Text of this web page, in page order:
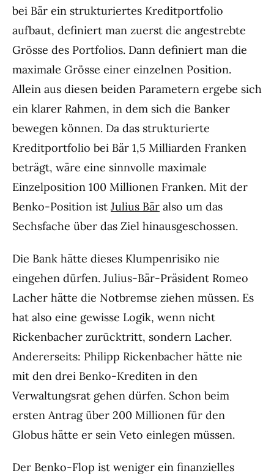
bei Bär ein strukturiertes Kreditportfolio
aufbaut, definiert man zuerst die angestrebte
Grösse des Portfolios. Dann definiert man die
maximale Grösse einer einzelnen Position.
Allein aus diesen beiden Parametern ergebe sich
ein klarer Rahmen, in dem sich die Banker
bewegen können. Da das strukturierte
Kreditportfolio bei Bär 1,5 Milliarden Franken
beträgt, wäre eine sinnvolle maximale
Einzelposition 100 Millionen Franken. Mit der
Benko-Position ist Julius Bär also um das
Sechsfache über das Ziel hinausgeschossen.
Die Bank hätte dieses Klumpenrisiko nie
eingehen dürfen. Julius-Bär-Präsident Romeo
Lacher hätte die Notbremse ziehen müssen. Es
hat also eine gewisse Logik, wenn nicht
Rickenbacher zurücktritt, sondern Lacher.
Andererseits: Philipp Rickenbacher hätte nie
mit den drei Benko-Krediten in den
Verwaltungsrat gehen dürfen. Schon beim
ersten Antrag über 200 Millionen für den
Globus hätte er sein Veto einlegen müssen.
Der Benko-Flop ist weniger ein finanzielles